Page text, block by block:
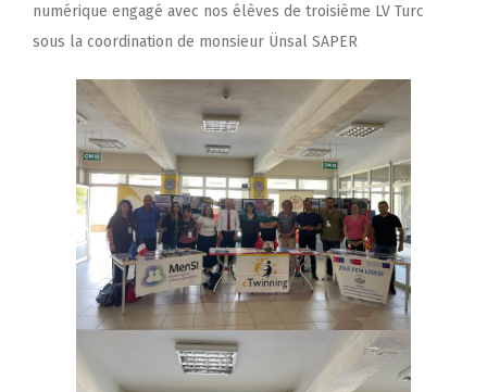
numérique engagé avec nos élèves de troisième LV Turc
sous la coordination de monsieur Ünsal SAPER